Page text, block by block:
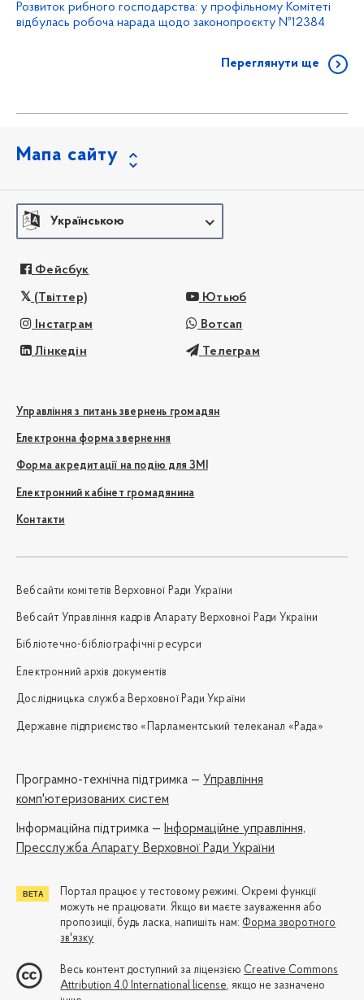
Розвиток рибного господарства: у профільному Комітеті
відбулась робоча нарада щодо законопроєкту №12384
Переглянути ще
Мапа сайту
Українською
Фейсбук
(Твіттер) Ютьюб
Інстаграм Вотсап
Лінкедін Телеграм
Управління з питань звернень громадян
Електронна форма звернення
Форма акредитації на подію для ЗМІ
Електронний кабінет громадянина
Контакти
Вебсайти комітетів Верховної Ради України
Вебсайт Управління кадрів Апарату Верховної Ради України
Бібліотечно-бібліографічні ресурси
Електронний архів документів
Дослідницька служба Верховної Ради України
Державне підприємство «Парламентський телеканал «Рада»
Програмно-технічна підтримка — Управління
комп'ютеризованих систем
Iнформаційна підтримка — Інформаційне управління,
Пресслужба Апарату Верховної Ради України
Портал працює у тестовому режимі. Окремі функції
можуть не працювати. Якщо ви маєте зауваження або
пропозиції, будь ласка, напишіть нам: Форма зворотного
зв'язку
Весь контент доступний за ліцензією Creative Commons
Attribution 4.0 International license, якщо не зазначено